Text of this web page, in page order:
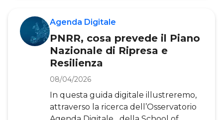
nomina e numeri chiave.
Digitale (RTD) è il dirigente all’interno
della PA che garantisce
operativamente la Trasformazione
Digitale dell’amministrazione,
coordinando lo sviluppo dei servizi
pubblici digitali e l’adozione di nuovi
modelli di rel
Agenda Digitale
PNRR, cosa prevede il Piano
Nazionale di Ripresa e
Resilienza
08/04/2026
In questa guida digitale illustreremo,
attraverso la ricerca dell’Osservatorio